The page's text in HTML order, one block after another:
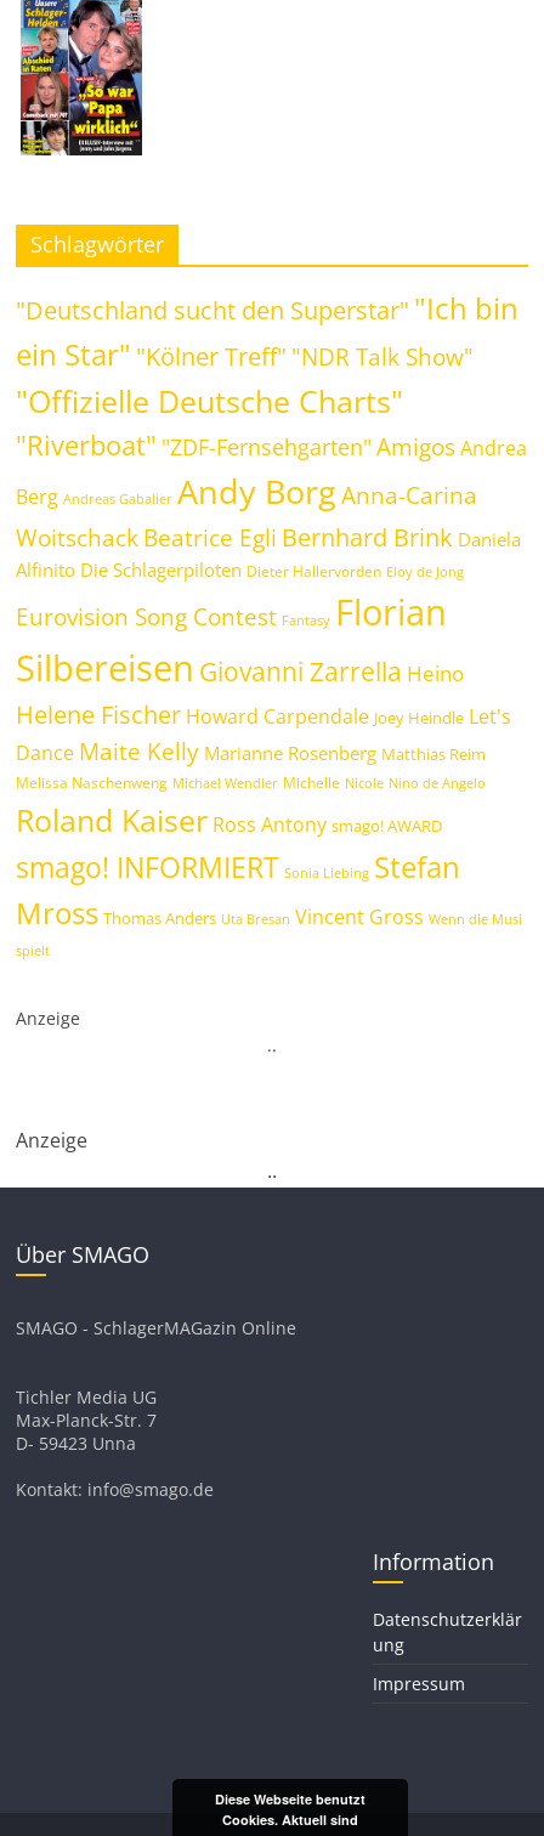
Schlagwörter
"Deutschland sucht den Superstar" "Ich bin
ein Star" "Kölner Treff" "NDR Talk Show"
"Offizielle Deutsche Charts"
"Riverboat" "ZDF-Fernsehgarten" Amigos Andrea
Berg Andreas Gabalier Andy Borg Anna-Carina
WoitschackBeatrice Egli Bernhard Brink Daniela
Alfinito Die Schlagerpiloten Dieter Hallervorden Eloy de Jong
Eurovision Song Contest Fantasy Florian
Silbereisen Giovanni Zarrella Heino
Helene Fischer Howard Carpendale Joey Heindle Let's
Dance Maite Kelly Marianne Rosenberg Matthias Reim
Melissa Naschenweng Michael Wendler Michelle Nicole Nino de Angelo
Roland Kaiser Ross Antony smago! AWARD
smago! INFORMIERT Sonia Liebing Stefan
Mross Thomas Anders Uta Bresan Vincent Gross Wenn die Musi
spielt
Anzeige
..
Anzeige
..
Über SMAGO
SMAGO - SchlagerMAGazin Online
Tichler Media UG
Max-Planck-Str. 7
D- 59423 Unna
Kontakt: info@smago.de
Information
Datenschutzerklär
ung
Impressum
Diese Webseite benutzt
Cookies. Aktuell sind